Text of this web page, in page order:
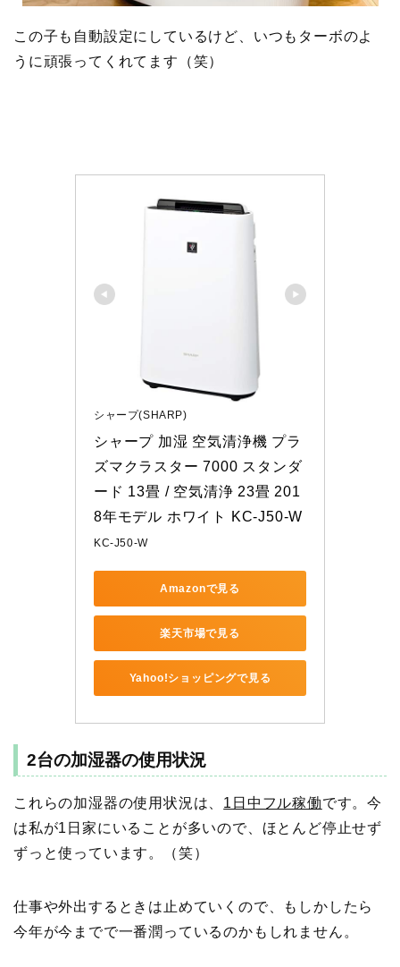
この子も自動設定にしているけど、いつもターボのよ
うに頑張ってくれてます（笑）
シャープ(SHARP)
シャープ 加湿 空気清浄機 プラ
ズマクラスター 7000 スタンダ
ード 13畳 / 空気清浄 23畳 201
8年モデル ホワイト KC-J50-W
KC-J50-W
Amazonで見る
楽天市場で見る
Yahoo!ショッピングで見る
2台の加湿器の使用状況
これらの加湿器の使用状況は、 1日中フル稼働です。今
は私が1日家にいることが多いので、ほとんど停止せず
ずっと使っています。（笑）
仕事や外出するときは止めていくので、もしかしたら
今年が今までで一番潤っているのかもしれません。